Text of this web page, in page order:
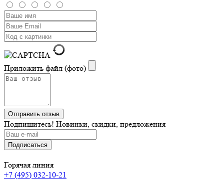
Приложить файл (фото)
Подпишитесь! Новинки, скидки, предложения
Горячая линия
+7 (495) 032-10-21